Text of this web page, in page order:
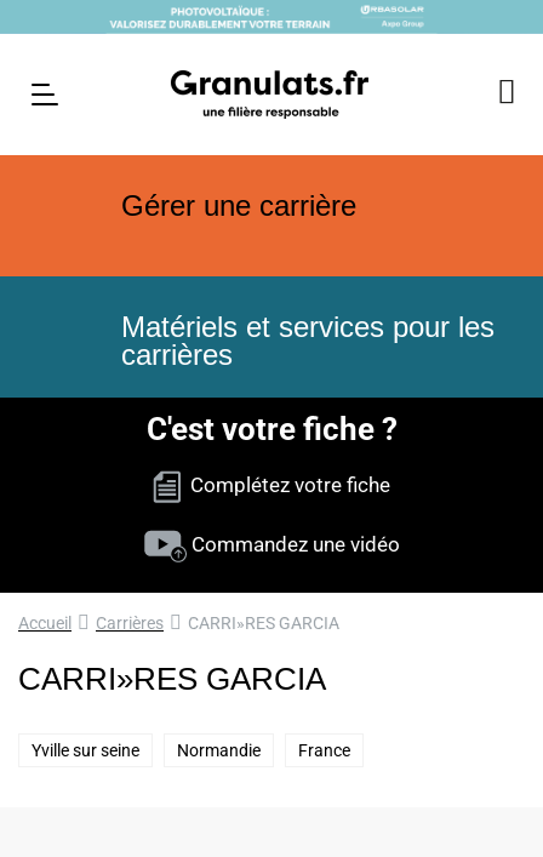
Gérer une carrière
Matériels et services pour les
carrières
C'est votre fiche ?
Complétez votre fiche
Commandez une vidéo
Accueil Carrières CARRI»RES GARCIA
CARRI»RES GARCIA
Yville sur seine Normandie France